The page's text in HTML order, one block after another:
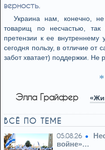
верность.
Украина нам, конечно,
товарищ по несчастью,
претензии к ее внутреннему
сегодня пользу, в отличие от
забот хватает) поддержки. Не
Элла Грайфер
ВСЁ ПО ТЕМЕ
05.08.26
войне»…